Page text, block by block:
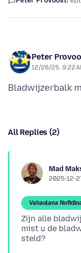
Peter
12/26/25, 9:22
All Replies (2)
Mad
2025-12-
Vahaolana
Zijn alle
mist u de